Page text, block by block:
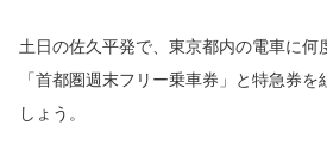
土日の佐久平発で、東京都内の電車に何
「首都圏週末フリー乗車券」と特急券
しょう。